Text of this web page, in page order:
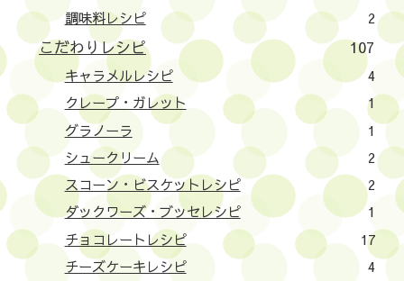
調味料レシピ 2
こだわりレシピ 107
キャラメルレシピ
4
クレープ・ガレット
1
グラノーラ
1
シュークリーム
2
スコーン・ビスケットレシピ
2
ダックワーズ・ブッセレシピ
1
チョコレートレシピ
17
チーズケーキレシピ
4